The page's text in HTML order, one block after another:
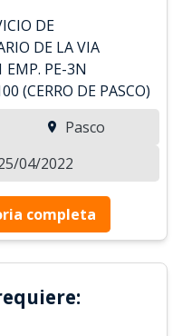
DE
DE LA VIA
EMP. PE-3N
(CERRO DE PASCO)
Pasco
04/2022
completa